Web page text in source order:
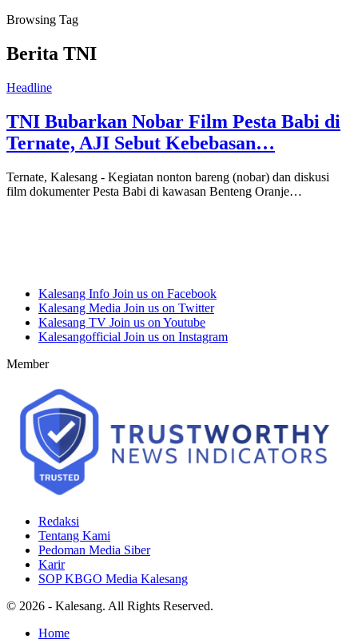
Browsing Tag
Berita TNI
Headline
TNI Bubarkan Nobar Film Pesta Babi di
Ternate, AJI Sebut Kebebasan…
Ternate, Kalesang - Kegiatan nonton bareng (nobar) dan diskusi
film dokumenter Pesta Babi di kawasan Benteng Oranje…
Kalesang Info Join us on Facebook
Kalesang Media Join us on Twitter
Kalesang TV Join us on Youtube
Kalesangofficial Join us on Instagram
Member
Redaksi
Tentang Kami
Pedoman Media Siber
Karir
SOP KBGO Media Kalesang
© 2026 - Kalesang. All Rights Reserved.
Home